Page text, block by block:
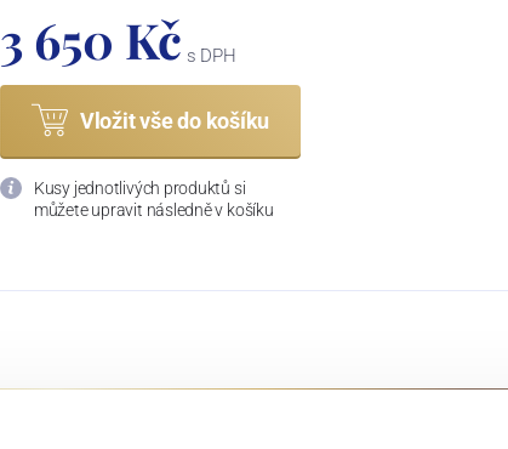
3 650 Kč s DPH
Vložit vše do košíku
Kusy jednotlivých produktů si
můžete upravit následně v košíku